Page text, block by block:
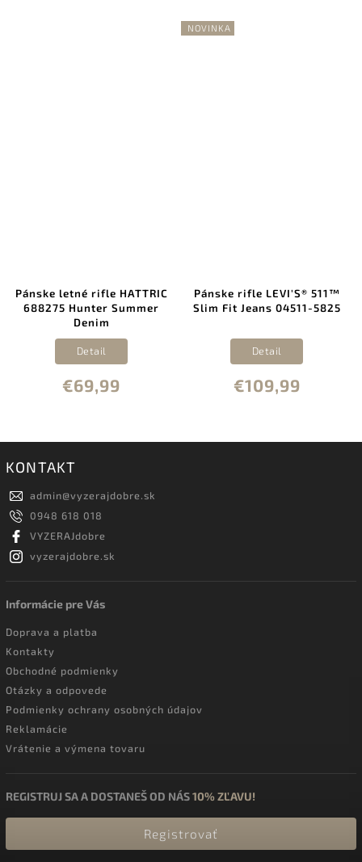
Pánske letné rifle HATTRIC
688275 Hunter Summer
Denim
€69,99
Detail
NOVINKA
Pánske rifle LEVI'S® 511™
Slim Fit Jeans 04511-5825
€109,99
Detail
KONTAKT
admin@vyzerajdobre.sk
0948 618 018
VYZERAJdobre
vyzerajdobre.sk
Informácie pre Vás
Doprava a platba
Kontakty
Obchodné podmienky
Otázky a odpovede
Podmienky ochrany osobných údajov
Reklamácie
Vrátenie a výmena tovaru
REGISTRUJ SA A DOSTANEŠ OD NÁS10% ZĽAVU!
Registrovať